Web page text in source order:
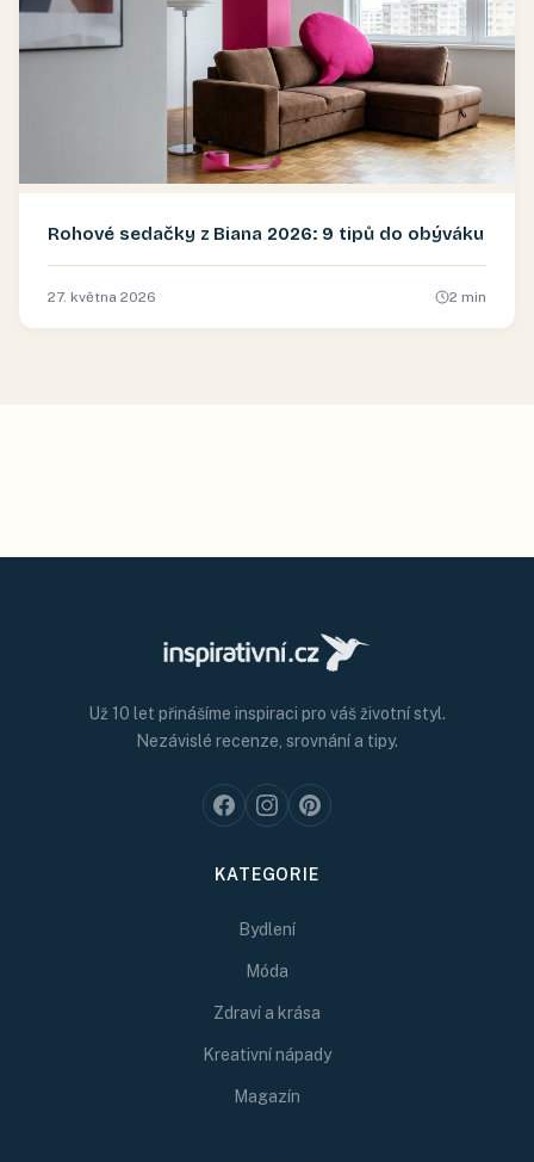
Rohové sedačky z Biana 2026: 9 tipů do obýváku
27. května 2026 2 min
Už 10 let přinášíme inspiraci pro váš životní styl.
Nezávislé recenze, srovnání a tipy.
KATEGORIE
Bydlení
Móda
Zdraví a krása
Kreativní nápady
Magazín